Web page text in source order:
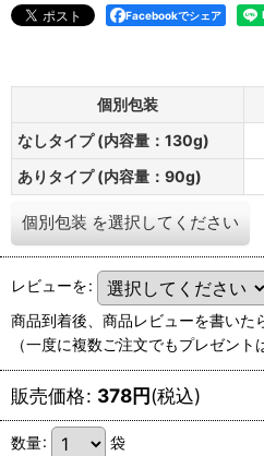
Facebookでシェア
個別包装
なしタイプ (内容量：130g)
ありタイプ (内容量：90g)
個別包装 を選択してください
レビューを:
商品到着後、商品レビューを書いた
（一度に複数ご注文でもプレゼント
販売価格: 378円(税込)
数量: 袋